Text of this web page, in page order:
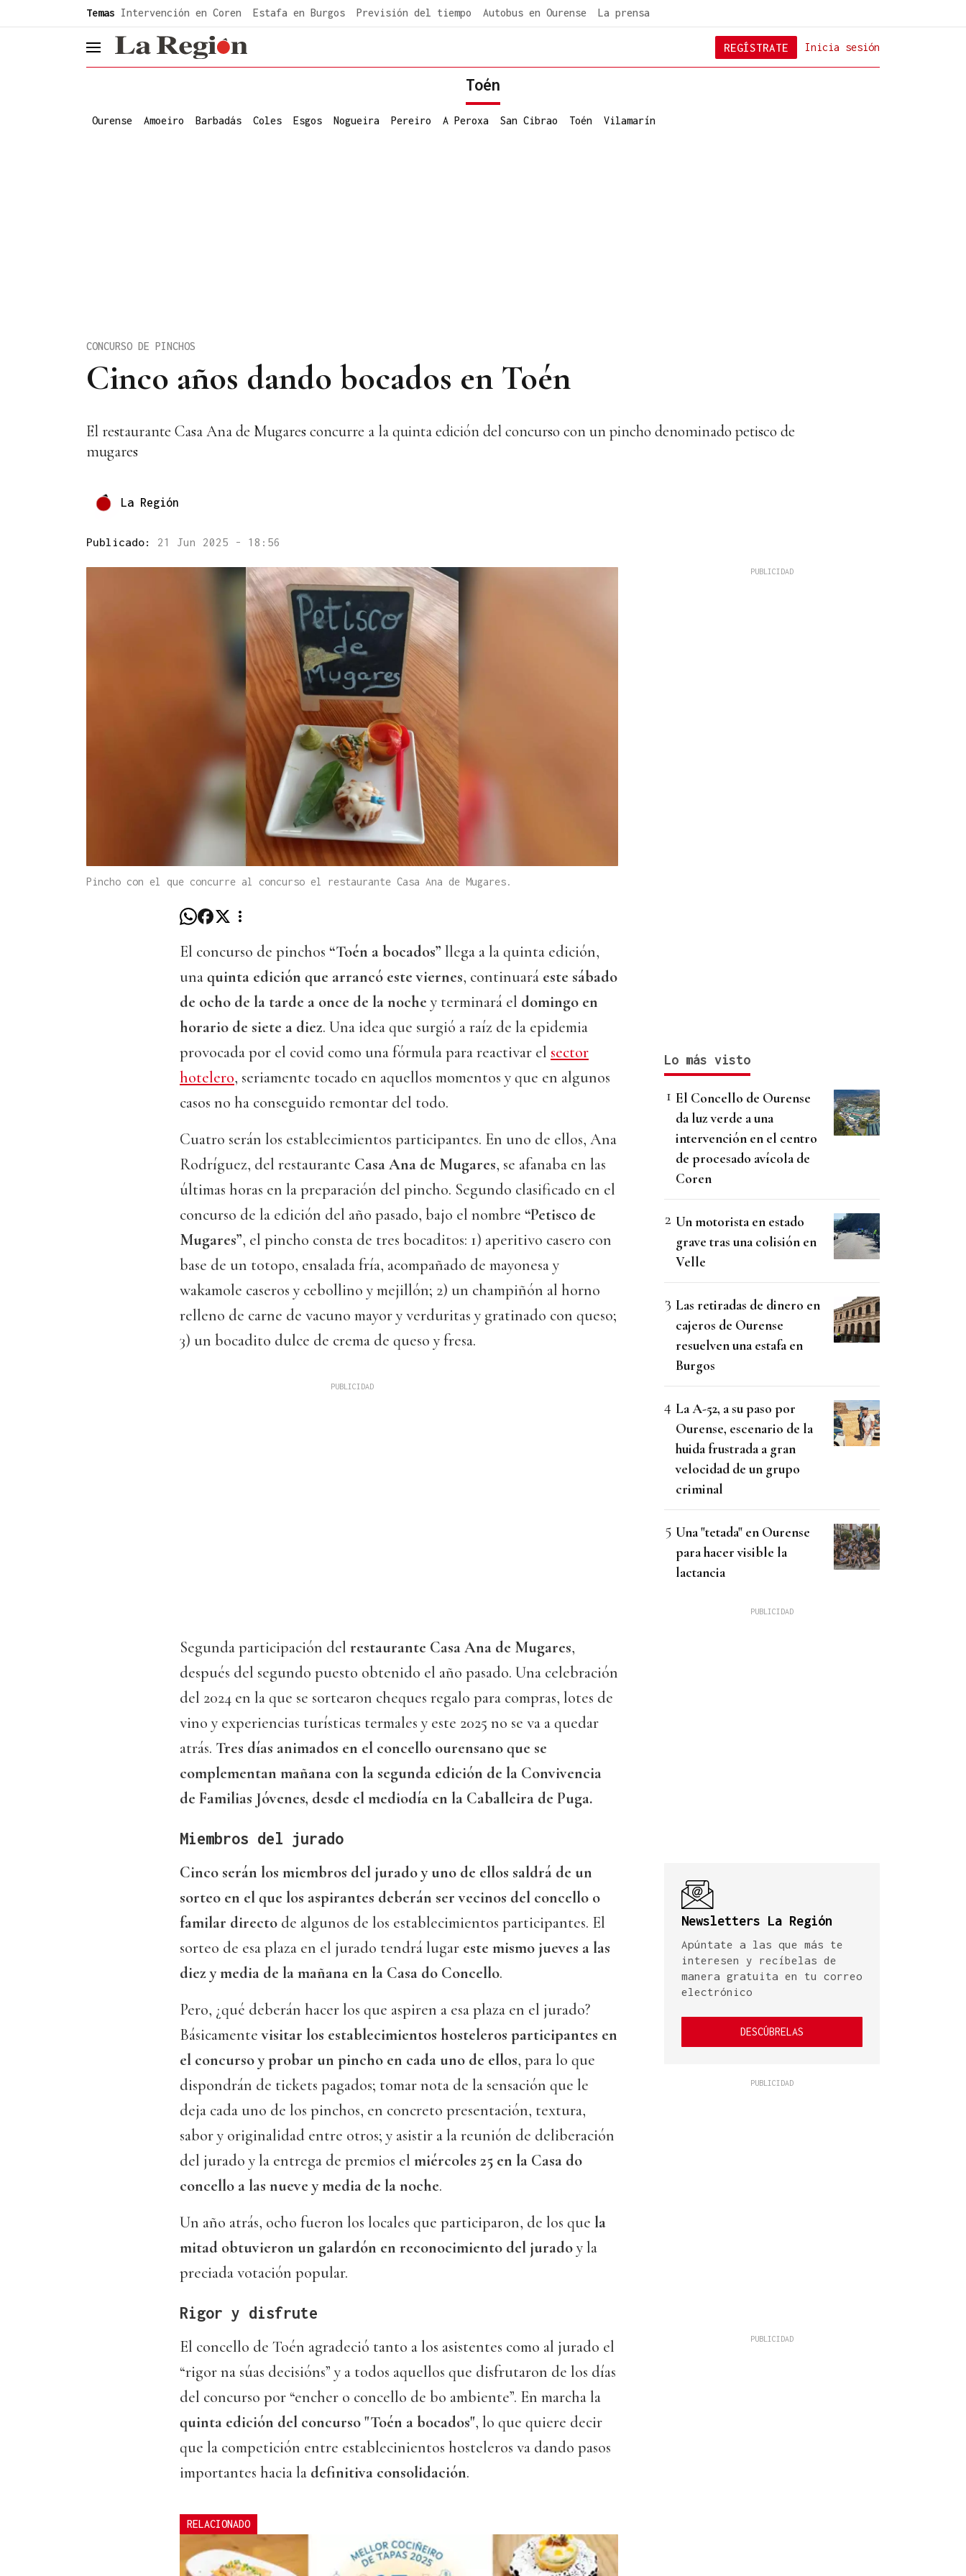
Temas Intervención en Coren Estafa en Burgos Previsión del tiempo Autobus en Ourense La prensa
header.menu.open Inicia sesión
REGÍSTRATE
Toén
Ourense Amoeiro Barbadás Coles Esgos Nogueira Pereiro A Peroxa San Cibrao Toén Vilamarín
Cinco años dando bocados en Toén
CONCURSO DE PINCHOS
El restaurante Casa Ana de Mugares concurre a la quinta edición del concurso con un pincho denominado petisco de
mugares
La Región
Publicado: 21 Jun 2025 - 18:56
Pincho con el que concurre al concurso el restaurante Casa Ana de Mugares.
El concurso de pinchos “Toén a bocados” llega a la quinta edición,
unaquinta edición que arrancó este viernes, continuará este sábado
de ocho de la tarde a once de la noche y terminará el domingo en
horario de siete a diez. Una idea que surgió a raíz de la epidemia
provocada por el covid como una fórmula para reactivar el sector
hotelero, seriamente tocado en aquellos momentos y que en algunos
casos no ha conseguido remontar del todo.
Cuatro serán los establecimientos participantes. En uno de ellos, Ana
Rodríguez, del restaurante Casa Ana de Mugares, se afanaba en las
últimas horas en la preparación del pincho. Segundo clasificado en el
concurso de la edición del año pasado, bajo el nombre “Petisco de
Mugares”, el pincho consta de tres bocaditos: 1) aperitivo casero con
base de un totopo, ensalada fría, acompañado de mayonesa y
wakamole caseros y cebollino y mejillón; 2) un champiñón al horno
relleno de carne de vacuno mayor y verduritas y gratinado con queso;
3) un bocadito dulce de crema de queso y fresa.
Segunda participación del restaurante Casa Ana de Mugares,
después del segundo puesto obtenido el año pasado. Una celebración
del 2024 en la que se sortearon cheques regalo para compras, lotes de
vino y experiencias turísticas termales y este 2025 no se va a quedar
atrás. Tres días animados en el concello ourensano que se
complementan mañana con la segunda edición de la Convivencia
de Familias Jóvenes, desde el mediodía en la Caballeira de Puga.
Miembros del jurado
Cinco serán los miembros del juradoy uno de ellos saldrá de un
sorteo en el que los aspirantes deberán ser vecinos del concello o
familar directo de algunos de los establecimientos participantes. El
sorteo de esa plaza en el jurado tendrá lugar este mismo jueves a las
diez y media de la mañana en la Casa do Concello.
Pero, ¿qué deberán hacer los que aspiren a esa plaza en el jurado?
Básicamentevisitar los establecimientos hosteleros participantes en
el concurso y probar un pincho en cada uno de ellos, para lo que
dispondrán de tickets pagados; tomar nota de la sensación que le
deja cada uno de los pinchos, en concreto presentación, textura,
sabor y originalidad entre otros; y asistir a la reunión de deliberación
del jurado y la entrega de premios el miércoles 25 en la Casa do
concello a las nueve y media de la noche.
Un año atrás, ocho fueron los locales que participaron, de los que la
mitad obtuvieron un galardón en reconocimiento del juradoy la
preciada votación popular.
Rigor y disfrute
El concello de Toén agradeció tanto a los asistentes como al jurado el
“rigor na súas decisións” y a todos aquellos que disfrutaron de los días
del concurso por “encher o concello de bo ambiente”. En marcha la
quinta edición del concurso "Toén a bocados", lo que quiere decir
que la competición entre establecinientos hosteleros va dando pasos
importantes hacia la definitiva consolidación.
RELACIONADO
Lo más visto
El Concello de Ourense
da luz verde a una
intervención en el centro
de procesado avícola de
Coren
Un motorista en estado
grave tras una colisión en
Velle
Las retiradas de dinero en
cajeros de Ourense
resuelven una estafa en
Burgos
La A-52, a su paso por
Ourense, escenario de la
huida frustrada a gran
velocidad de un grupo
criminal
Una "tetada" en Ourense
para hacer visible la
lactancia
Newsletters La Región
Apúntate a las que más te
interesen y recíbelas de
manera gratuita en tu correo
electrónico
DESCÚBRELAS